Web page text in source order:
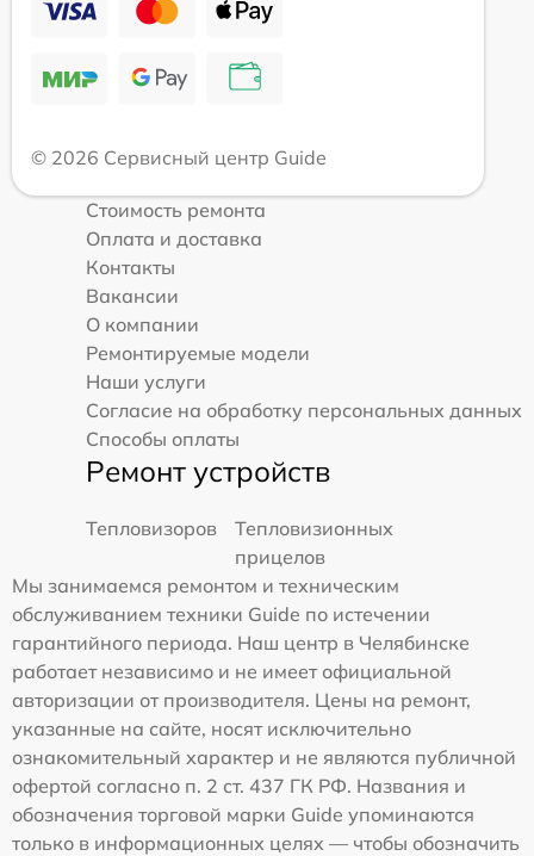
© 2026 Сервисный центр Guide
Стоимость ремонта
Оплата и доставка
Контакты
Вакансии
О компании
Ремонтируемые модели
Наши услуги
Согласие на обработку персональных данных
Способы оплаты
Ремонт устройств
Тепловизоров
Тепловизионных
прицелов
Мы занимаемся ремонтом и техническим
обслуживанием техники Guide по истечении
гарантийного периода. Наш центр в Челябинске
работает независимо и не имеет официальной
авторизации от производителя. Цены на ремонт,
указанные на сайте, носят исключительно
ознакомительный характер и не являются публичной
офертой согласно п. 2 ст. 437 ГК РФ. Названия и
обозначения торговой марки Guide упоминаются
только в информационных целях — чтобы обозначить